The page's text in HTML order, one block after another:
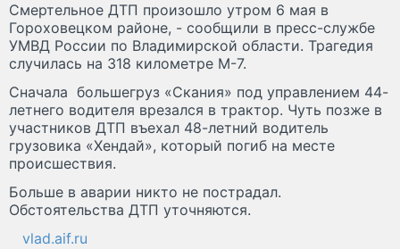
Смертельное ДТП произошло утром 6 мая в
Гороховецком районе, - сообщили в пресс-службе
УМВД России по Владимирской области. Трагедия
случилась на 318 километре М-7.
Сначала большегруз «Скания» под управлением 44-
летнего водителя врезался в трактор. Чуть позже в
участников ДТП въехал 48-летний водитель
грузовика «Хендай», который погиб на месте
происшествия.
Больше в аварии никто не пострадал.
Обстоятельства ДТП уточняются.
vlad.aif.ru